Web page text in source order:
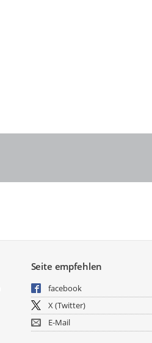
Seite empfehlen
facebook
X (Twitter)
E-Mail